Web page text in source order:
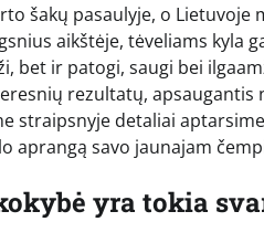
šakų pasaulyje, o
aikštėje, tėveliams kyla
bet ir patogi, saugi bei
rezultatų,
straipsnyje detaliai
aprangą savo jaunajam
yra tokia